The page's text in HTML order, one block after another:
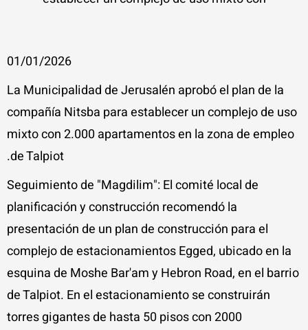
01/01/2026
La Municipalidad de Jerusalén aprobó el plan de la
compañía Nitsba para establecer un complejo de uso
mixto con 2.000 apartamentos en la zona de empleo
de Talpiot.
Seguimiento de "Magdilim": El comité local de
planificación y construcción recomendó la
presentación de un plan de construcción para el
complejo de estacionamientos Egged, ubicado en la
esquina de Moshe Bar'am y Hebron Road, en el barrio
de Talpiot. En el estacionamiento se construirán
torres gigantes de hasta 50 pisos con 2000